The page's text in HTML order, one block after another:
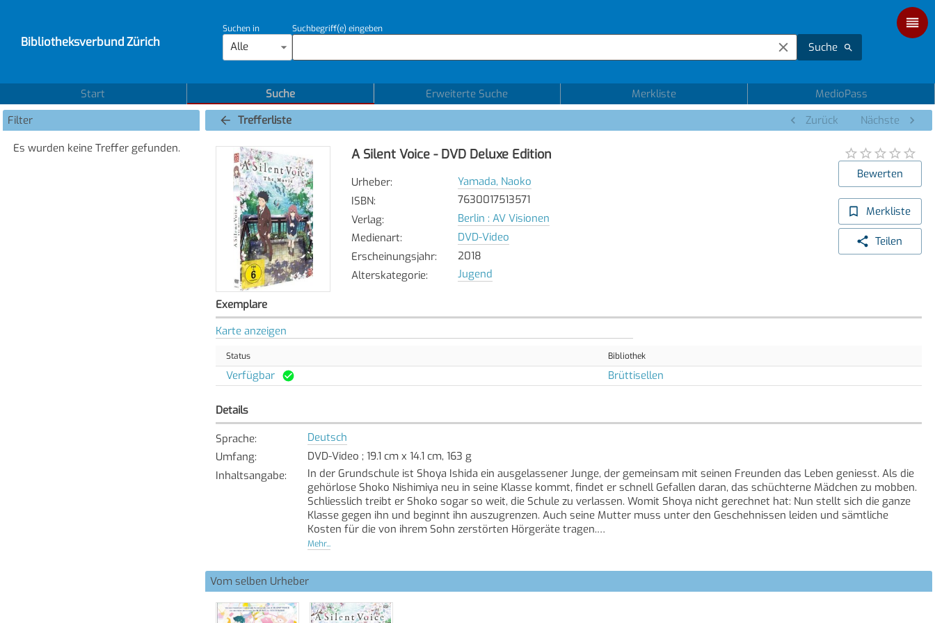
Bibliotheksverbund Zürich
Suchen in
Alle
Suchbegriff(e) eingeben
Suche
Start Suche Erweiterte Suche Merkliste
MedioPass
Filter
Es wurden keine Treffer gefunden.
Trefferliste Zurück Nächste
A Silent Voice - DVD Deluxe Edition
Urheber:
Yamada, Naoko
ISBN:
7630017513571
Verlag:
Berlin : AV Visionen
Medienart:
DVD-Video
Erscheinungsjahr:
2018
Alterskategorie: Jugend
Bewerten
Merkliste
Teilen
Exemplare
Karte anzeigen
Status Bibliothek
Verfügbar Brüttisellen
Details
Sprache:
Deutsch
Umfang:
DVD-Video ; 19.1 cm x 14.1 cm, 163 g
Inhaltsangabe:
In der Grundschule ist Shoya Ishida ein ausgelassener Junge, der gemeinsam mit seinen Freunden das Leben geniesst. Als die
gehörlose Shoko Nishimiya neu in seine Klasse kommt, findet er schnell Gefallen daran, das schüchterne Mädchen zu mobben.
Schliesslich treibt er Shoko sogar so weit, die Schule zu verlassen. Womit Shoya nicht gerechnet hat: Nun stellt sich die ganze
Klasse gegen ihn und beginnt ihn auszugrenzen. Auch seine Mutter muss unter den Geschehnissen leiden und sämtliche
Kosten für die von ihrem Sohn zerstörten Hörgeräte tragen.
Doch wird die erneute Begegnung der beiden die verwundeten Seelen tatsächlich heilen können?
Mehr...
Vom selben Urheber